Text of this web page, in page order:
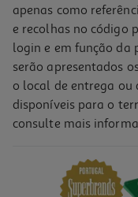
Jarro Elétrico Digital
42,99 €
apenas como
e recolhas no código
login e em função da
serão apresentados
o local de entrega ou
disponíveis para o
consulte mais